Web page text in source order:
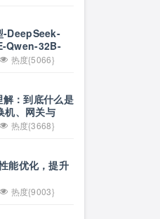
-DeepSeek-
Qwen-32B-
热度{5066}
：到底什么是
机、网关与
热度{3668}
能优化，提升
热度{9003}